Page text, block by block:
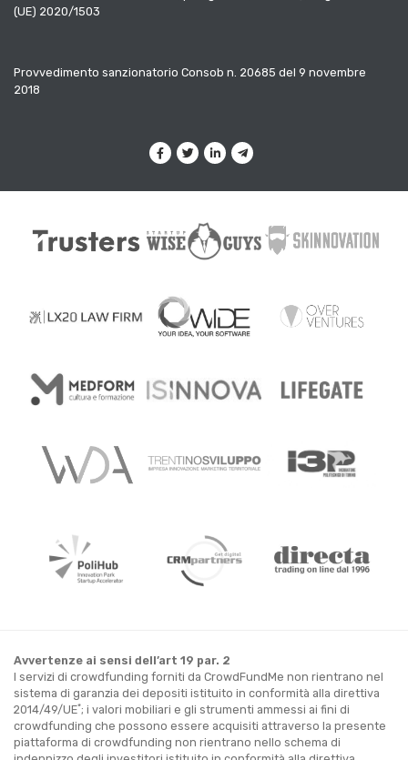
(UE) 2020/1503
Provvedimento sanzionatorio Consob n. 20685 del 9 novembre
2018
Avvertenze ai sensi dell’art 19 par. 2
I servizi di crowdfunding forniti da CrowdFundMe non rientrano nel
sistema di garanzia dei depositi istituito in conformità alla direttiva
2014/49/UE*; i valori mobiliari e gli strumenti ammessi ai fini di
crowdfunding che possono essere acquisiti attraverso la presente
piattaforma di crowdfunding non rientrano nello schema di